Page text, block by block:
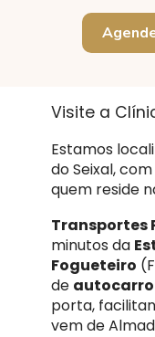
Visite a
Estamos
do Seixal,
quem reside
Transportes
minutos da
Fogueteiro
de
porta,
vem de